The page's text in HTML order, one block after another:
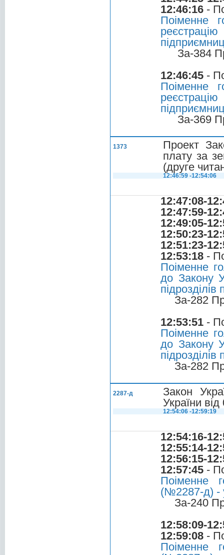
12:46:16 -
Поіменне
За-384
12:46:45 -
Поіменне
За-369
1373
Проект
плату за
(друге
12:46:59 -12:54:06
12:47:08-
12:47:59-
12:49:05-
12:50:23-
12:51:23-
12:53:18 -
Поіменне
до Закону
За-282
12:53:51 -
Поіменне
до Закону
За-282
2287-д
Закон
України
12:54:06 -12:59:19
12:54:16-
12:55:14-
12:56:15-
12:57:45 -
Поіменне
(№2287-д) -
За-240
12:58:09-
12:59:08 -
Поіменне